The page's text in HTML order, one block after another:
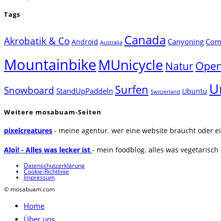
Tags
Akrobatik & Co Android Australia Canada Canyoning
MountainbikeMUnicycle Natur
Snowboard StandUpPaddeln Surfen Switzerland Ubuntu
Weitere mosabuam-Seiten
pixelcreatures - meine agentur. wer eine website braucht oder
Aloi! - Alles was lecker ist - mein foodblog. alles was
Datenschutzerklärung
Cookie-Richtlinie
Impressum
© mosabuam.com
Home
Über uns